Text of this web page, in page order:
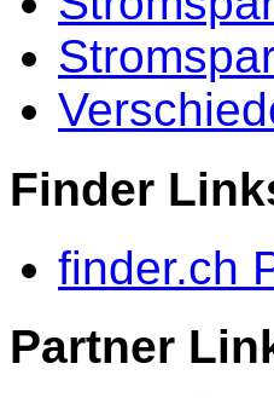
Finder
finder.ch
Partner